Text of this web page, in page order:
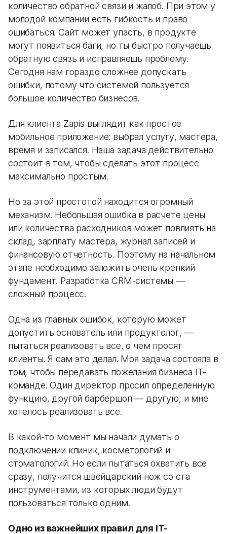
количество обратной связи и жалоб. При этом у
молодой компании есть гибкость и право
ошибаться. Сайт может упасть, в продукте
могут появиться баги, но ты быстро получаешь
обратную связь и исправляешь проблему.
Сегодня нам гораздо сложнее допускать
ошибки, потому что системой пользуется
большое количество бизнесов.
Для клиента Zapis выглядит как простое
мобильное приложение: выбрал услугу, мастера,
время и записался. Наша задача действительно
состоит в том, чтобы сделать этот процесс
максимально простым.
Но за этой простотой находится огромный
механизм. Небольшая ошибка в расчете цены
или количества расходников может повлиять на
склад, зарплату мастера, журнал записей и
финансовую отчетность. Поэтому на начальном
этапе необходимо заложить очень крепкий
фундамент. Разработка CRM-системы —
сложный процесс.
Одна из главных ошибок, которую может
допустить основатель или продуктолог, —
пытаться реализовать все, о чем просят
клиенты. Я сам это делал. Моя задача состояла в
том, чтобы передавать пожелания бизнеса IT-
команде. Один директор просил определенную
функцию, другой барбершоп — другую, и мне
хотелось реализовать все.
В какой-то момент мы начали думать о
подключении клиник, косметологий и
стоматологий. Но если пытаться охватить все
сразу, получится швейцарский нож со ста
инструментами, из которых люди будут
пользоваться только одним.
Одно из важнейших правил для IT-